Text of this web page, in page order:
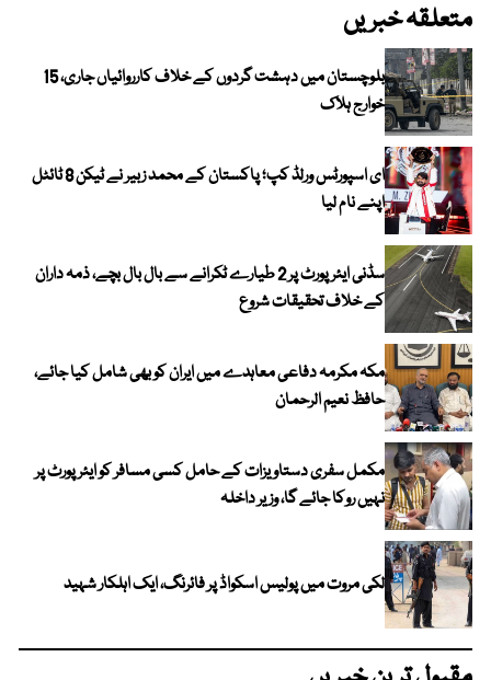
متعلقہ خبریں
بلوچستان میں دہشت گردوں کے خلاف کارروائیاں جاری، 15
خوارج ہلاک
ای اسپورٹس ورلڈ کپ؛ پاکستان کے محمد زبیر نے ٹیکن 8 ٹائٹل
اپنے نام لیا
سڈنی ایئرپورٹ پر 2 طیارے ٹکرانے سے بال بال بچے، ذمہ داران
کے خلاف تحقیقات شروع
مکہ مکرمہ دفاعی معاہدے میں ایران کو بھی شامل کیا جائے،
حافظ نعیم الرحمان
مکمل سفری دستاویزات کے حامل کسی مسافر کو ایئرپورٹ پر
نہیں روکا جائے گا، وزیر داخلہ
لکی مروت میں پولیس اسکواڈ پر فائرنگ، ایک اہلکار شہید